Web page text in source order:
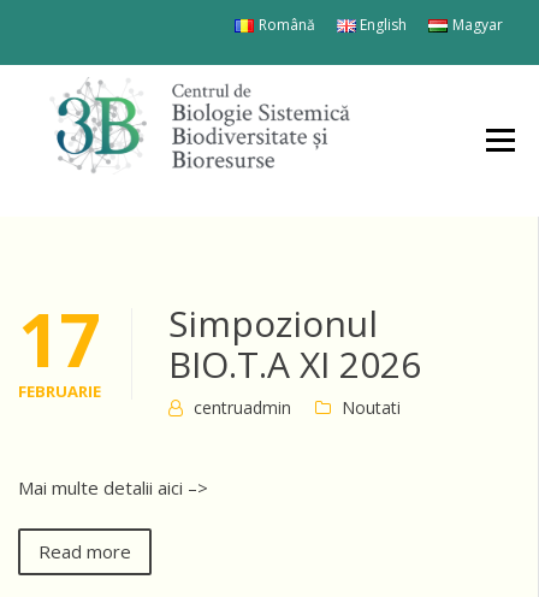
content
Română English Magyar
17
FEBRUARIE
Simpozionul
BIO.T.A XI 2026
centruadmin Noutati
Mai multe detalii aici –>
Read more